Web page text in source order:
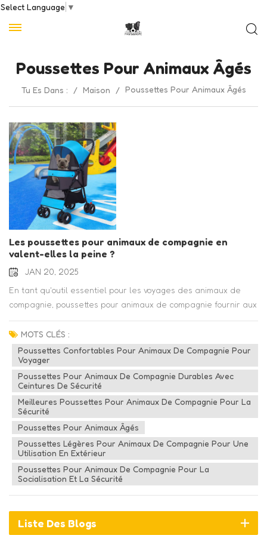
Select Language ▼
Poussettes Pour Animaux Âgés
Tu Es Dans : / Maison / Poussettes Pour Animaux Âgés
Les poussettes pour animaux de compagnie en
valent-elles la peine ?
JAN 20, 2025
En tant qu'outil essentiel pour les voyages des animaux de
compagnie, poussettes pour animaux de compagnie fournir aux
animaux des sièges confortables et une protection de
sécurité. Non seulement il permet aux animaux de se sentir à
l'aise et à l'aise pendant le voyage, mais il est également
équipé de ceintures de sécurité pour assurer la sécurité des
animaux. Alors, vaut-il la peine d’acheter une poussette pour
animaux de compagnie ? Assurer sécurité et confort aux
animaux de compagnieDans notre vie quotidienne, nous avons
souvent besoin de sortir nos animaux de compagnie, mais
protéger la sécurité des animaux dans les lieux publics est
devenu un enjeu primordial. En tant qu’outil pratique, les
poussettes pour animaux de compagnie nous offrent une
solution fiable. Premièrement, les poussettes pour animaux de
et de protection solaire. Qu'il s'agisse de se promener dans le
MOTS CLÉS :
Poussettes Confortables Pour Animaux De Compagnie Pour
Voyager
Poussettes Pour Animaux De Compagnie Durables Avec
Ceintures De Sécurité
Meilleures Poussettes Pour Animaux De Compagnie Pour La
Sécurité
Poussettes Pour Animaux Âgés
Poussettes Légères Pour Animaux De Compagnie Pour Une
Utilisation En Extérieur
Poussettes Pour Animaux De Compagnie Pour La
Socialisation Et La Sécurité
Liste Des Blogs